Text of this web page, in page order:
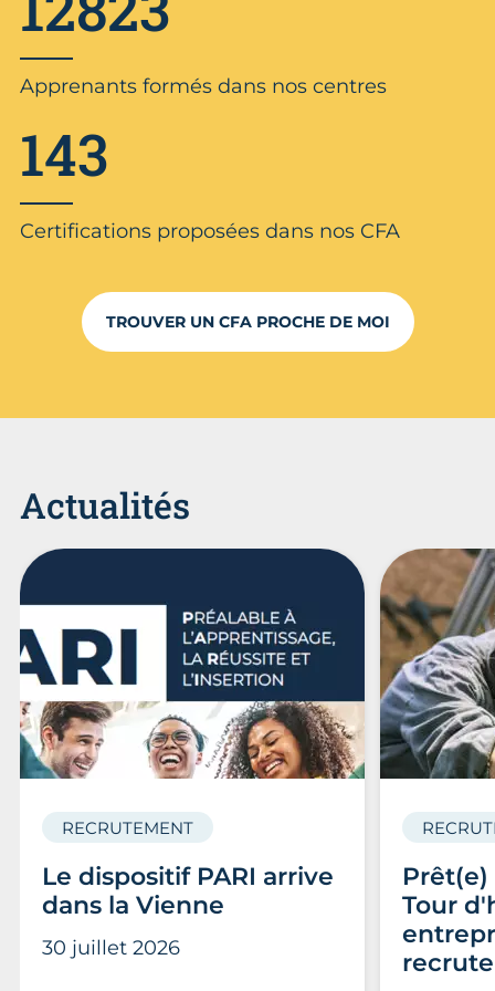
Apprenants formés dans nos centres
143
Certifications proposées dans nos CFA
TROUVER UN CFA PROCHE DE MOI
Actualités
Le dispositif PARI arrive
dans la Vienne
RECRUTEMENT
30 juillet 2026
Tour